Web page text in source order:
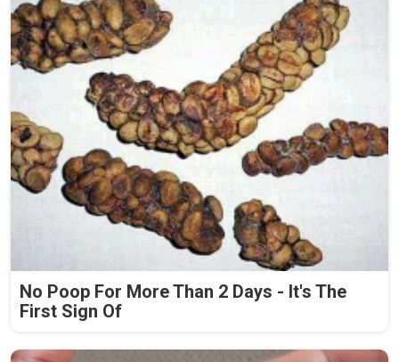
No Poop For More Than 2 Days - It's The
First Sign Of